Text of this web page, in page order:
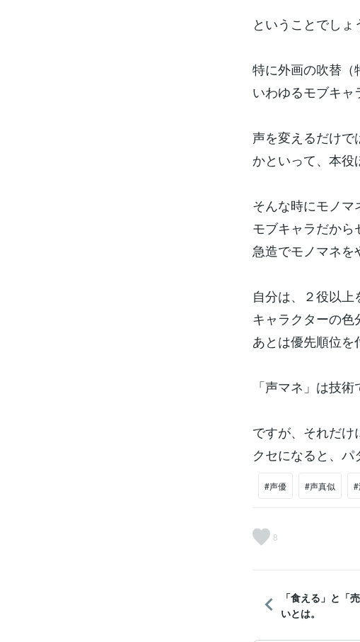
ということでしょ
特に外画の吹替（
いわゆるモブキャ
声を変えるだけで
かといって、本役
そんな時にモノマ
モブキャラだから
急造でモノマネ
自分は、２役以
キャラクターの色
あとは優先順位
「声マネ」は技術
ですが、それだけ
クセになると、
#声優 #声真似
8
「食える」と「
いとは。